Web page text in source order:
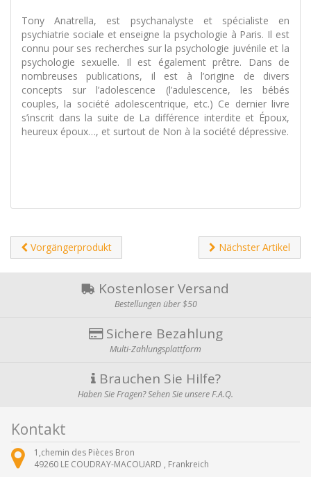
Tony Anatrella, est psychanalyste et spécialiste en
psychiatrie sociale et enseigne la psychologie à Paris. Il est
connu pour ses recherches sur la psychologie juvénile et la
psychologie sexuelle. Il est également prêtre. Dans de
nombreuses publications, il est à l’origine de divers
concepts sur l’adolescence (l’adulescence, les bébés
couples, la société adolescentrique, etc.) Ce dernier livre
s’inscrit dans la suite de La différence interdite et Époux,
heureux époux…, et surtout de Non à la société dépressive.
Vorgängerprodukt Nächster Artikel
Kostenloser Versand
Bestellungen über $50
Sichere Bezahlung
Multi-Zahlungsplattform
Brauchen Sie Hilfe?
Haben Sie Fragen? Sehen Sie unsere F.A.Q.
Kontakt
1,chemin des Pièces Bron
49260 LE COUDRAY-MACOUARD , Frankreich